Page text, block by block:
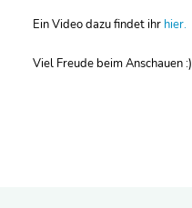
Ein Video dazu findet ihr hier.
Viel Freude beim Anschauen :)